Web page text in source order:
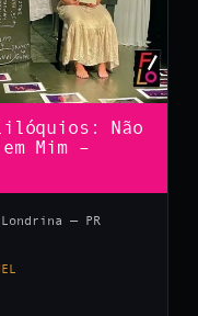
Não
Mim –
— PR